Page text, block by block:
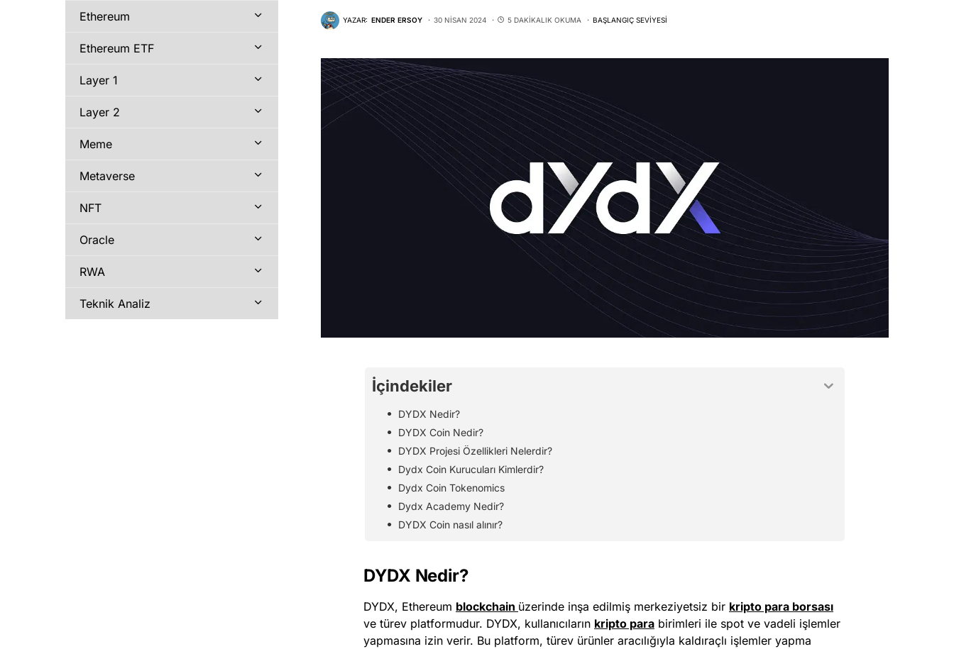
YAZAR: ENDER ERSOY 30 NISAN 2024 5 DAKIKALIK OKUMA BAŞLANGIÇ SEVIYESI
İçindekiler
DYDX Nedir?
DYDX Coin Nedir?
DYDX Projesi Özellikleri Nelerdir?
Dydx Coin Kurucuları Kimlerdir?
Dydx Coin Tokenomics
Dydx Academy Nedir?
DYDX Coin nasıl alınır?
DYDX Nedir?
DYDX, Ethereum blockchain üzerinde inşa edilmiş merkeziyetsiz bir kripto para borsası
ve türev platformudur. DYDX, kullanıcıların kripto para birimleri ile spot ve vadeli işlemler
yapmasına izin verir. Bu platform, türev ürünler aracılığıyla kaldıraçlı işlemler yapma
Ethereum
Ethereum ETF
Layer 1
Layer 2
Meme
Metaverse
NFT
Oracle
RWA
Teknik Analiz